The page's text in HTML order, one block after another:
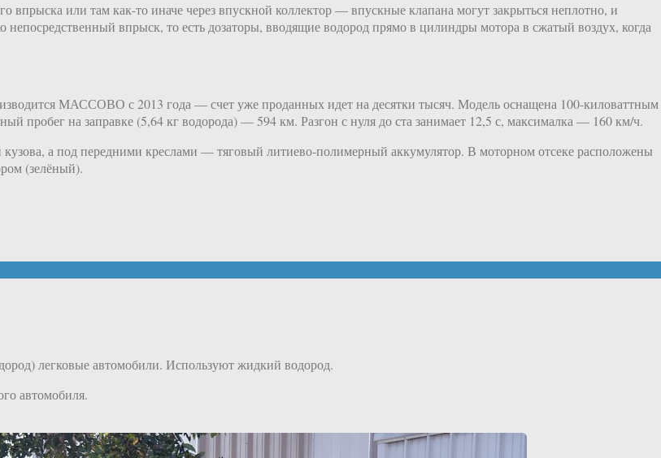
впрыска или там как-то иначе через впускной коллектор — впускные клапана могут закрыться неплотно, и
непосредственный впрыск, то есть дозаторы, вводящие водород прямо в цилиндры мотора в сжатый воздух, когда
МАССОВО с 2013 года — счет уже проданных идет на десятки тысяч. Модель оснащена 100-киловаттным
пробег на заправке (5,64 кг водорода) — 594 км. Разгон с нуля до ста занимает 12,5 с, максималка — 160 км/ч.
а под передними креслами — тяговый литиево-полимерный аккумулятор. В моторном отсеке расположены
(зелёный).
легковые автомобили. Используют жидкий водород.
автомобиля.